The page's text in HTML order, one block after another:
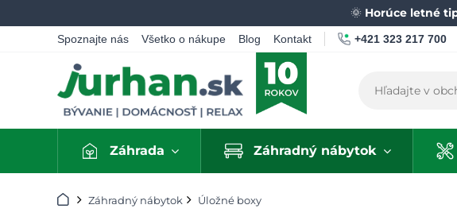
🌞 Horúce letné
Spoznajte nás Všetko o nákupe Blog Kontakt +421 323 217 700
Záhrada Záhradný nábytok
Úvod Záhradný nábytok Úložné boxy